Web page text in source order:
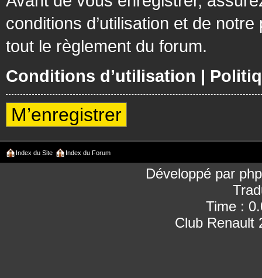
conditions d’utilisation et de
tout le règlement du forum.
Conditions d’utilisation |
M’enregistrer
Index du Site Index du Forum
Développé par
Time :
Club Renault